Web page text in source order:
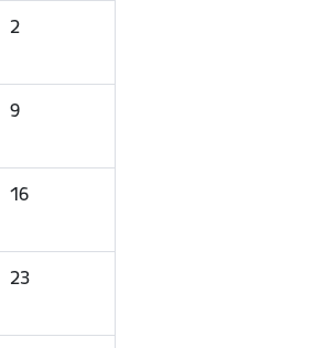
2
9
16
23